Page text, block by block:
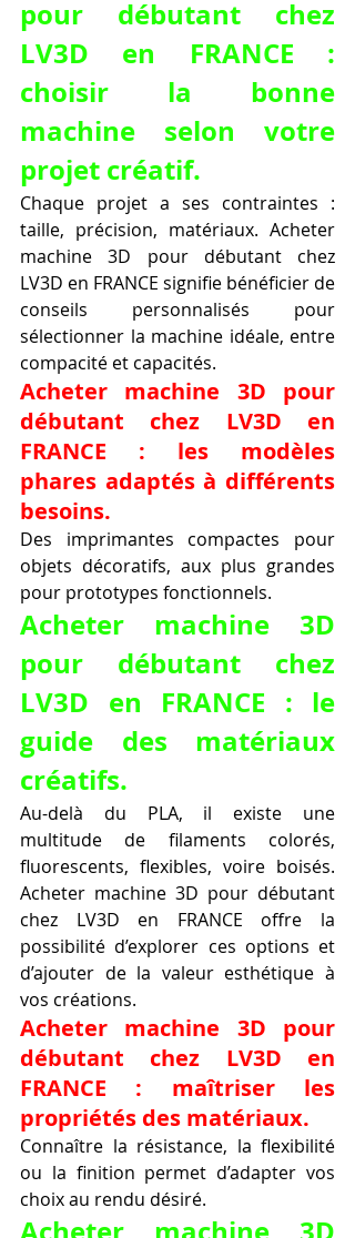
pour débutant chez
LV3D en FRANCE :
choisir la bonne
machine selon votre
projet créatif.
Chaque projet a ses contraintes :
taille, précision, matériaux. Acheter
machine 3D pour débutant chez
LV3D en FRANCE signifie bénéficier de
conseils personnalisés pour
sélectionner la machine idéale, entre
compacité et capacités.
Acheter machine 3D pour
débutant chez LV3D en
FRANCE : les modèles
phares adaptés à différents
besoins.
Des imprimantes compactes pour
objets décoratifs, aux plus grandes
pour prototypes fonctionnels.
Acheter machine 3D
pour débutant chez
LV3D en FRANCE : le
guide des matériaux
créatifs.
Au-delà du PLA, il existe une
multitude de filaments colorés,
fluorescents, flexibles, voire boisés.
Acheter machine 3D pour débutant
chez LV3D en FRANCE offre la
possibilité d’explorer ces options et
d’ajouter de la valeur esthétique à
vos créations.
Acheter machine 3D pour
débutant chez LV3D en
FRANCE : maîtriser les
propriétés des matériaux.
Connaître la résistance, la flexibilité
ou la finition permet d’adapter vos
choix au rendu désiré.